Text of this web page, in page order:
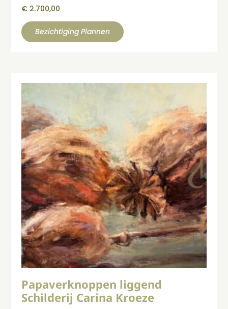
€ 2.700,00
Bezichtiging Plannen
Papaverknoppen liggend
Schilderij Carina Kroeze